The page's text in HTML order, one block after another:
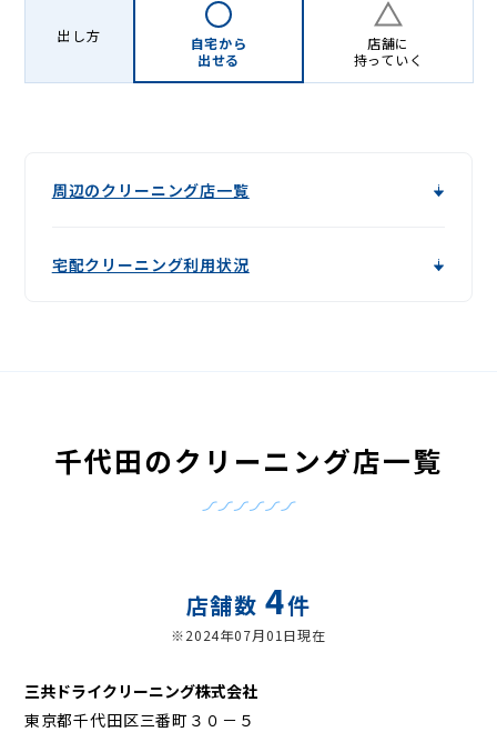
出し方
自宅から
出せる
店舗に
持っていく
周辺のクリーニング店一覧
宅配クリーニング利用状況
千代田のクリーニング店一覧
店舗数4件
※2024年07月01日現在
三共ドライクリーニング株式会社
東京都千代田区三番町３０－５